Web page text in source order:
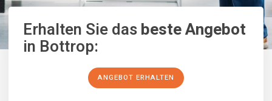
Erhalten Sie dasbeste Angebot
in Bottrop:
ANGEBOT ERHALTEN